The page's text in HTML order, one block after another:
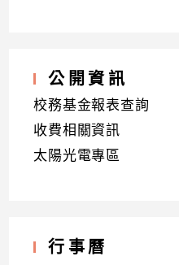
公開資訊
校務基金報表查詢
收費相關資訊
太陽光電專區
行事曆